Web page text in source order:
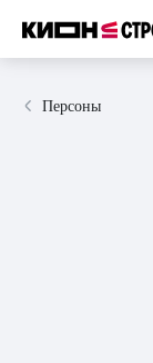
Персоны